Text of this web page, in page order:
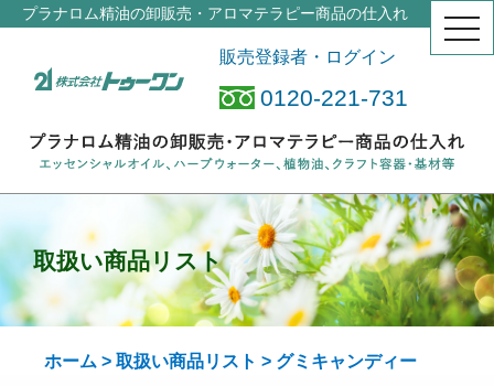
プラナロム精油の卸販売・アロマテラピー商品の仕入れ
販売登録者・ログイン
0120-221-731
取扱い商品リスト
ホーム > 取扱い商品リスト > グミキャンディー